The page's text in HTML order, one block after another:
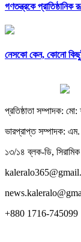
গণতন্ত্রকে
নেসকো কেন, কোনো কিছুই
প্রতিষ্ঠাতা সম্পাদক:
ভারপ্রাপ্ত সম্পাদক:
১৩/১৪ ব্লক-ডি,
+880 1716-745099